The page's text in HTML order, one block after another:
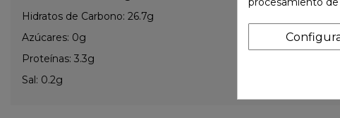
Hidratos de Carbono: 26.7g
Azúcares: 0g
Proteínas: 3.3g
Sal: 0.2g